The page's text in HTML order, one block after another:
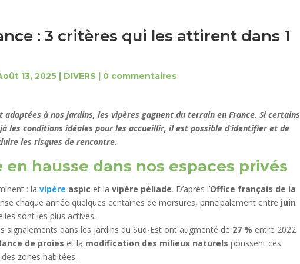
: 3 critères qui les attirent dans 1
13, 2025 DIVERS 0 commentaires
à nos jardins, les vipères gagnent du terrain en France. Si certains
les conditions idéales pour les accueillir, il est possible d’identifier et de
les risques de rencontre.
en hausse dans nos espaces privés
: lavipère aspic et lavipère péliade. D’après l’Office français de la
chaque année quelques centaines de morsures, principalement entre juin
sont les plus actives.
signalements dans les jardins du Sud-Est ont augmenté de 27 % entre 2022
de proies et la modification des milieux naturels poussent ces
zones habitées.